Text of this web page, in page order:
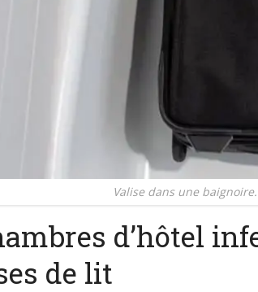
Valise dans une
d’hôtel
de lit